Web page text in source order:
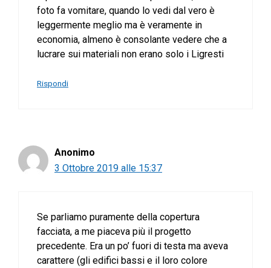
foto fa vomitare, quando lo vedi dal vero è
leggermente meglio ma è veramente in
economia, almeno è consolante vedere che a
lucrare sui materiali non erano solo i Ligresti
Rispondi
Anonimo
3 Ottobre 2019 alle 15:37
Se parliamo puramente della copertura
facciata, a me piaceva più il progetto
precedente. Era un po’ fuori di testa ma aveva
carattere (gli edifici bassi e il loro colore